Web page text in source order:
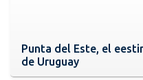
Punta del Este, el
de Uruguay